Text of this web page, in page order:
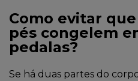
Como evitar
pés congelem
pedalas?
Se há duas partes do